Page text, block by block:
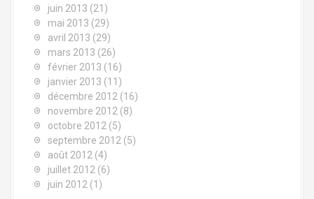
juin 2013 (21)
mai 2013 (29)
avril 2013 (29)
mars 2013 (26)
février 2013 (16)
janvier 2013 (11)
décembre 2012 (16)
novembre 2012 (8)
octobre 2012 (5)
septembre 2012 (5)
août 2012 (4)
juillet 2012 (6)
juin 2012 (1)